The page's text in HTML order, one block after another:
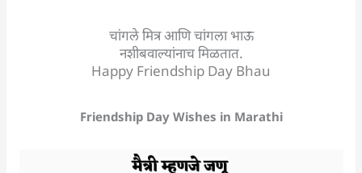
चांगले मित्र आणि चांगला भाऊ
नशीबवाल्यांनाच मिळतात.
Happy Friendship Day Bhau
Friendship Day Wishes in Marathi